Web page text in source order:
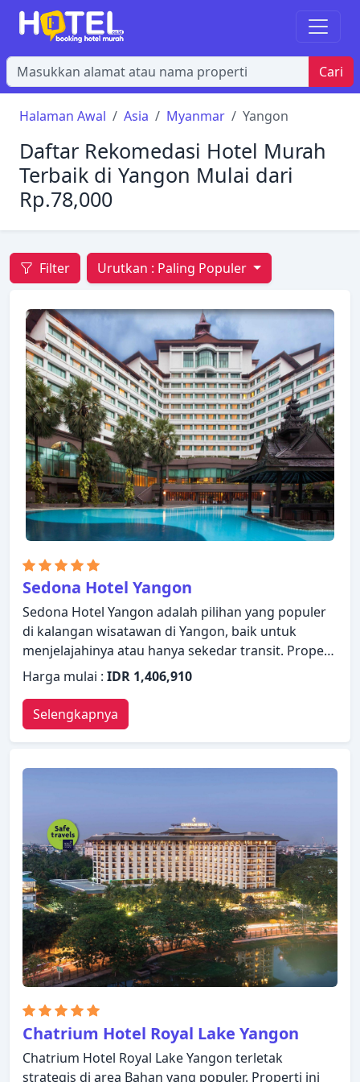
Cari
Halaman Awal Asia Myanmar Yangon
Daftar Rekomedasi Hotel Murah
Terbaik di Yangon Mulai dari
Rp.78,000
Filter Urutkan : Paling Populer
Sedona Hotel Yangon
Sedona Hotel Yangon adalah pilihan yang populer
di kalangan wisatawan di Yangon, baik untuk
menjelajahinya atau hanya sekedar transit. Properti
ini menawarkan berbagai fasilitas untuk
memastikan Anda mendapatkan pengalaman yang
luar biasa. Layanan kamar 24 jam, WiFi gratis di
semua kamar, satpam 24 jam, toko serbaguna,
layanan kebersihan harian hanyalah beberapa dari
berbagai fasilitas yang ditawarkan. Televisi layar
kamar. Suasana tenang di properti ini meluas
hingga fasilitas rekreasinya yang meliputi hot tub,
pusat kebugaran, sauna, kolam renang luar
ruangan, spa. Apa pun alasan Anda mengunjungi
Yangon, Sedona Hotel Yangon akan membuat Anda
langsung merasa seperti di rumah.
Harga mulai : IDR 1,406,910
Selengkapnya
Chatrium Hotel Royal Lake Yangon
Chatrium Hotel Royal Lake Yangon terletak
strategis di area Bahan yang populer. Properti ini